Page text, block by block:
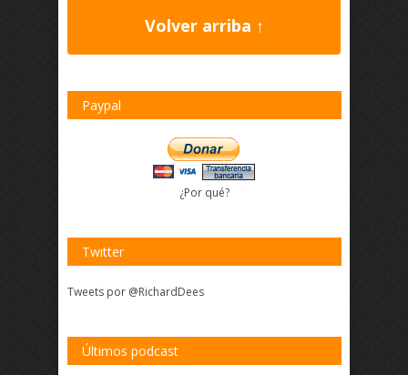
Volver arriba ↑
Paypal
¿Por qué?
Twitter
Tweets por @RichardDees
Últimos podcast